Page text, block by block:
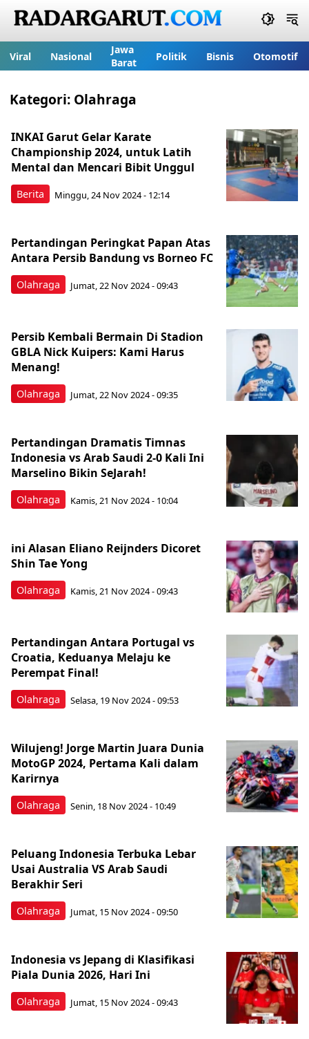
Viral Nasional
Jawa
Barat
Politik Bisnis Otomotif
Kategori: Olahraga
Berita
INKAI Garut Gelar Karate
Championship 2024, untuk Latih
Mental dan Mencari Bibit Unggul
Minggu, 24 Nov 2024 - 12:14
Olahraga
Pertandingan Peringkat Papan Atas
Antara Persib Bandung vs Borneo FC
Jumat, 22 Nov 2024 - 09:43
Olahraga
Persib Kembali Bermain Di Stadion
GBLA Nick Kuipers: Kami Harus
Menang!
Jumat, 22 Nov 2024 - 09:35
Olahraga
Pertandingan Dramatis Timnas
Indonesia vs Arab Saudi 2-0 Kali Ini
Marselino Bikin SeJarah!
Kamis, 21 Nov 2024 - 10:04
Olahraga
ini Alasan Eliano Reijnders Dicoret
Shin Tae Yong
Kamis, 21 Nov 2024 - 09:43
Olahraga
Pertandingan Antara Portugal vs
Croatia, Keduanya Melaju ke
Perempat Final!
Selasa, 19 Nov 2024 - 09:53
Olahraga
Wilujeng! Jorge Martin Juara Dunia
MotoGP 2024, Pertama Kali dalam
Karirnya
Senin, 18 Nov 2024 - 10:49
Olahraga
Peluang Indonesia Terbuka Lebar
Usai Australia VS Arab Saudi
Berakhir Seri
Jumat, 15 Nov 2024 - 09:50
Olahraga
Indonesia vs Jepang di Klasifikasi
Piala Dunia 2026, Hari Ini
Jumat, 15 Nov 2024 - 09:43